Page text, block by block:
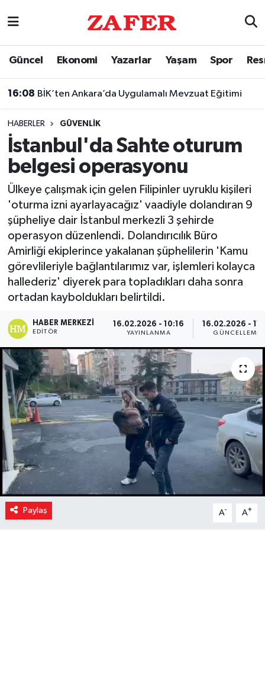
Güncel Ekonomi Yazarlar Yaşam Spor
16:08 BİK’ten Ankara’da Uygulamalı Mevzuat Eğitimi
HABERLER GÜVENLIK
İstanbul'da Sahte oturum
belgesi operasyonu
Ülkeye çalışmak için gelen Filipinler uyruklu kişileri
'oturma izni ayarlayacağız' vaadiyle dolandıran 9
şüpheliye dair İstanbul merkezli 3 şehirde
operasyon düzenlendi. Dolandırıcılık Büro
Amirliği ekiplerince yakalanan şüphelilerin 'Kamu
görevlileriyle bağlantılarımız var, işlemleri kolayca
hallederiz' diyerek para topladıkları daha sonra
ortadan kayboldukları belirtildi.
HABER MERKEZI
EDITÖR
16.02.2026 - 10:16
YAYINLANMA
16.02.2026 -
GÜNCELLEME
Paylaş A- A+
Nöbetçi Eczaneler
Trafik Durumu
Süper Lig Puan Durumu ve Fikstür
Tüm Manşetler
Son Dakika Haberleri
Haber Arşivi